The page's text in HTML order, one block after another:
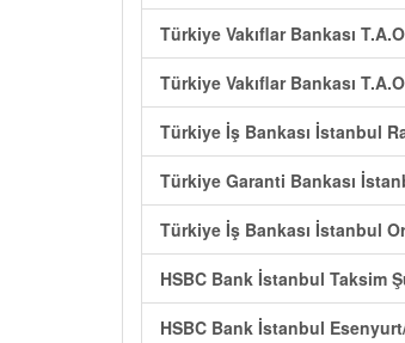
Türkiye Vakıflar Bankası
Türkiye Vakıflar Bankası
Türkiye İş Bankası İstanbul
Türkiye Garanti Bankası
Türkiye İş Bankası İstanbul
HSBC Bank İstanbul Taksim
HSBC Bank İstanbul